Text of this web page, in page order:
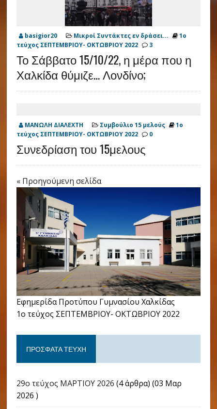
basigior20 Μικροί Συντάκτες εν δράσει...
1ο
τεύχος ΣΕΠΤΕΜΒΡΙΟΥ- ΟΚΤΩΒΡΙΟΥ 2022
3
Το Σάββατο 15/10/22, η μέρα που η
Χαλκίδα θύμιζε… Λονδίνο;
ΜΑΝΩΛΗ ΔΙΑΛΕΧΤΗ Συμβούλιο 15 μελούς
1ο
τεύχος ΣΕΠΤΕΜΒΡΙΟΥ- ΟΚΤΩΒΡΙΟΥ 2022
0
Συνεδρίαση του 15μελους
« Προηγούμενη σελίδα
Εφημερίδα Προτύπου Γυμνασίου Χαλκίδας
1ο τεύχος ΣΕΠΤΕΜΒΡΙΟΥ- ΟΚΤΩΒΡΙΟΥ 2022
ΠΡΌΣΦΑΤΑ ΤΕΎΧΗ
29ο τεύχος ΜΑΡΤΙΟΥ 2026 (4 άρθρα) (03 Μαρ
2026 )